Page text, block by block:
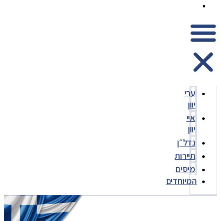
ערי
יוון
איי
יוון
נדל״ן
תיירות
מיסים
המיוחדים